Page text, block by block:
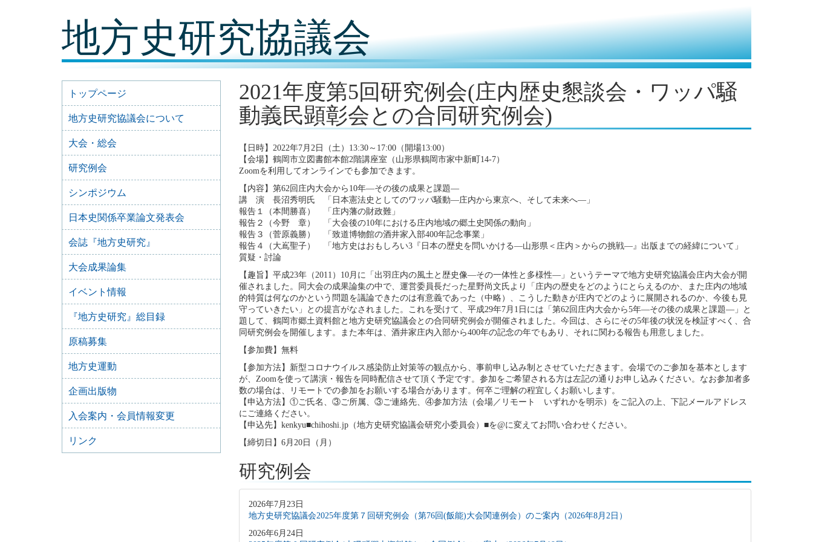
地方史研究協議会
2021年度第5回研究例会(庄内歴史懇談会・ワッパ騒
動義民顕彰会との合同研究例会)
【日時】2022年7月2日（土）13:30～17:00（開場13:00）
【会場】鶴岡市立図書館本館2階講座室（山形県鶴岡市家中新町14-7）
Zoomを利用してオンラインでも参加できます。
【内容】第62回庄内大会から10年―その後の成果と課題―
講 演 長沼秀明氏 「日本憲法史としてのワッパ騒動―庄内から東京へ、そして未来へ―」
報告１（本間勝喜） 「庄内藩の財政難」
報告２（今野 章） 「大会後の10年における庄内地域の郷土史関係の動向」
報告３（菅原義勝） 「致道博物館の酒井家入部400年記念事業」
報告４（大嶌聖子） 「地方史はおもしろい3『日本の歴史を問いかける―山形県＜庄内＞からの挑戦―』出版までの経緯について」
質疑・討論
【趣旨】平成23年（2011）10月に「出羽庄内の風土と歴史像―その一体性と多様性―」というテーマで地方史研究協議会庄内大会が開
催されました。同大会の成果論集の中で、運営委員長だった星野尚文氏より「庄内の歴史をどのようにとらえるのか、また庄内の地域
的特質は何なのかという問題を議論できたのは有意義であった（中略）、こうした動きが庄内でどのように展開されるのか、今後も見
守っていきたい」との提言がなされました。これを受けて、平成29年7月1日には「第62回庄内大会から5年―その後の成果と課題―」と
題して、鶴岡市郷土資料館と地方史研究協議会との合同研究例会が開催されました。今回は、さらにその5年後の状況を検証すべく、合
同研究例会を開催します。また本年は、酒井家庄内入部から400年の記念の年でもあり、それに関わる報告も用意しました。
【参加費】無料
【参加方法】新型コロナウイルス感染防止対策等の観点から、事前申し込み制とさせていただきます。会場でのご参加を基本とします
が、Zoomを使って講演・報告を同時配信させて頂く予定です。参加をご希望される方は左記の通りお申し込みください。なお参加者多
数の場合は、リモートでの参加をお願いする場合があります。何卒ご理解の程宜しくお願いします。
【申込方法】①ご氏名、③ご所属、③ご連絡先、④参加方法（会場／リモート いずれかを明示）をご記入の上、下記メールアドレス
にご連絡ください。
【申込先】kenkyu■chihoshi.jp（地方史研究協議会研究小委員会）■を@に変えてお問い合わせください。
【締切日】6月20日（月）
研究例会
2026年7月23日
地方史研究協議会2025年度第７回研究例会（第76回(飯能)大会関連例会）のご案内（2026年8月2日）
2026年6月24日
トップページ
地方史研究協議会について
大会・総会
研究例会
シンポジウム
日本史関係卒業論文発表会
会誌『地方史研究』
大会成果論集
イベント情報
『地方史研究』総目録
原稿募集
地方史運動
企画出版物
入会案内・会員情報変更
リンク